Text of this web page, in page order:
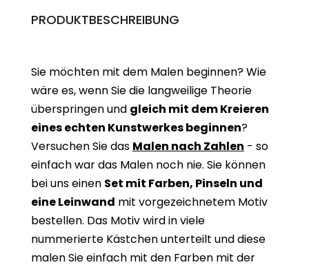
PRODUKTBESCHREIBUNG
Sie möchten mit dem Malen beginnen? Wie
wäre es, wenn Sie die langweilige Theorie
überspringen und gleich mit dem Kreieren
eines echten Kunstwerkes beginnen?
Versuchen Sie das Malen nach Zahlen - so
einfach war das Malen noch nie. Sie können
bei uns einen Set mit Farben, Pinseln und
eine Leinwand mit vorgezeichnetem Motiv
bestellen. Das Motiv wird in viele
nummerierte Kästchen unterteilt und diese
malen Sie einfach mit den Farben mit der